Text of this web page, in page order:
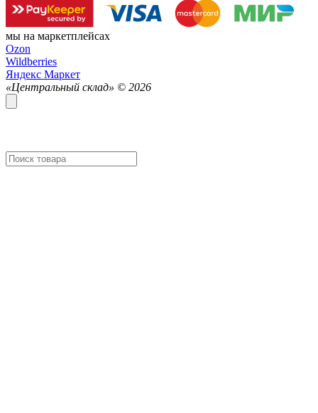
мы на маркетплейсах
Ozon
Wildberries
Яндекс Маркет
«Центральный склад» © 2026